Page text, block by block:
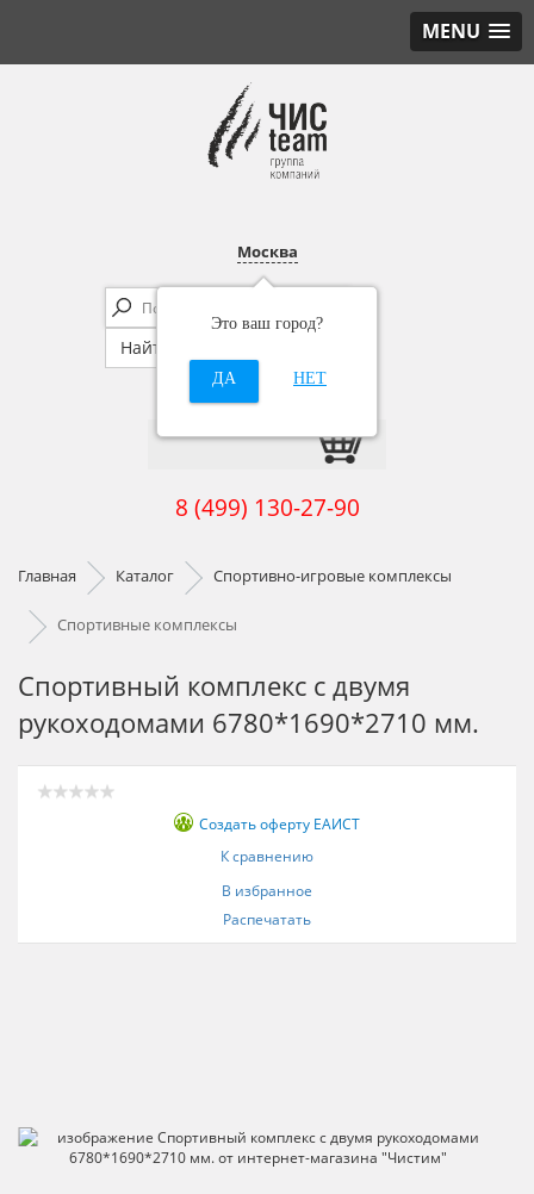
MENU
Москва
Это ваш город?
ДА НЕТ
8 (499) 130-27-90
Главная Каталог Спортивно-игровые комплексы
Спортивные комплексы
Спортивный комплекс с двумя
рукоходомами 6780*1690*2710 мм.
Создать оферту ЕАИСТ
К сравнению
В избранное
Распечатать